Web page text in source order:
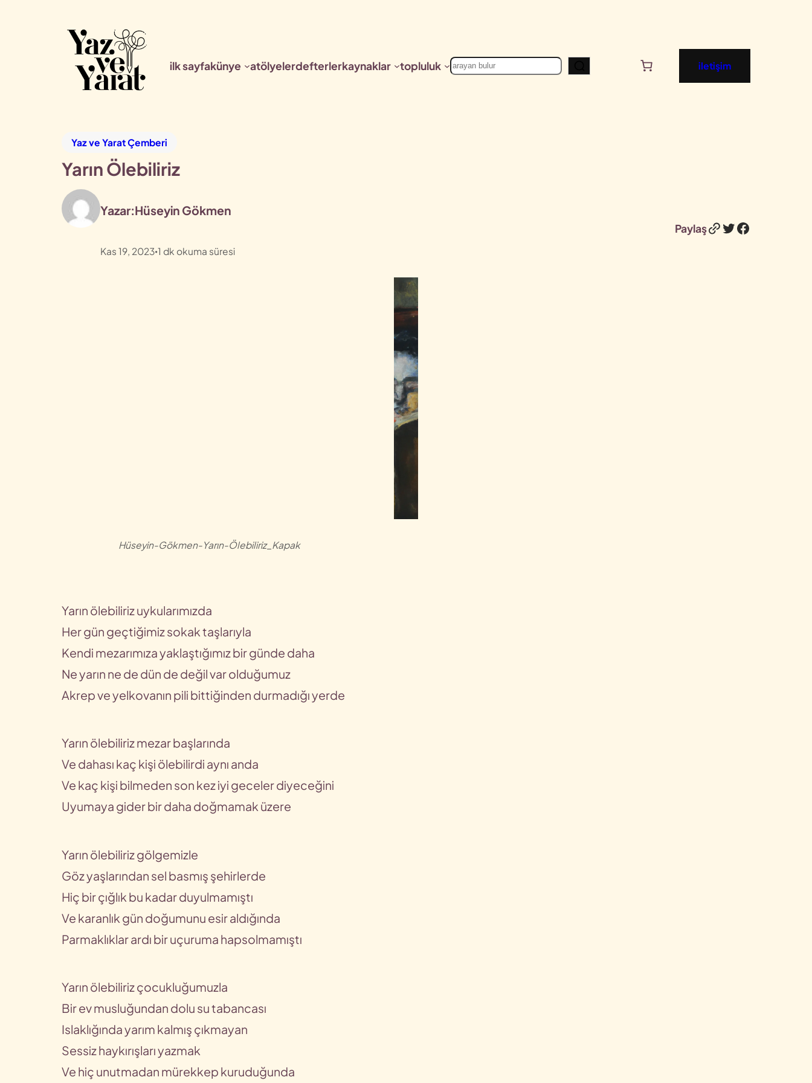
ilk sayfakünye atölyelerdefterlerkaynaklar topluluk Ara iletişim
Yaz ve Yarat Çemberi
Yarın Ölebiliriz
Yazar:Hüseyin Gökmen
Kas 19, 2023•1 dk okuma süresi
PaylaşBağlantı
Twitter
Facebook
Hüseyin-Gökmen-Yarın-Ölebiliriz_Kapak
Yarın ölebiliriz uykularımızda
Her gün geçtiğimiz sokak taşlarıyla
Kendi mezarımıza yaklaştığımız bir günde daha
Ne yarın ne de dün de değil var olduğumuz
Akrep ve yelkovanın pili bittiğinden durmadığı yerde
Yarın ölebiliriz mezar başlarında
Ve dahası kaç kişi ölebilirdi aynı anda
Ve kaç kişi bilmeden son kez iyi geceler diyeceğini
Uyumaya gider bir daha doğmamak üzere
Yarın ölebiliriz gölgemizle
Göz yaşlarından sel basmış şehirlerde
Hiç bir çığlık bu kadar duyulmamıştı
Ve karanlık gün doğumunu esir aldığında
Parmaklıklar ardı bir uçuruma hapsolmamıştı
Yarın ölebiliriz çocukluğumuzla
Bir ev musluğundan dolu su tabancası
Islaklığında yarım kalmış çıkmayan
Sessiz haykırışları yazmak
Ve hiç unutmadan mürekkep kuruduğunda